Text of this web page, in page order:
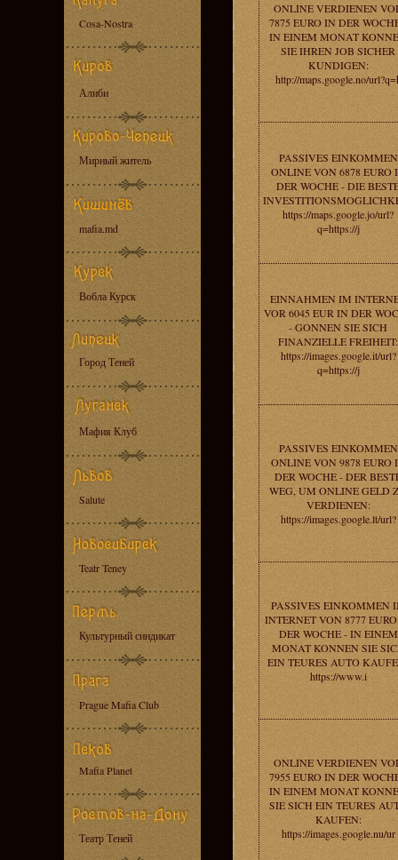
Cosa-Nostra
Алиби
Мирный житель
mafia.md
Вобла Курск
Город Теней
Мафия Клуб
Salute
Teatr Teney
Культурный синдикат
Prague Mafia Club
Mafia Planet
Театр Теней
ONLINE VERDIENEN
7875 EURO IN DER
IN EINEM MONAT
SIE IHREN JOB SICHER
KUNDIGEN:
http://maps.google.no/
PASSIVES EINKOMMEN
ONLINE VON 6878 EURO
DER WOCHE - DIE
https://maps.google.jo/url?
q=https://j
EINNAHMEN IM
VOR 6045 EUR IN DER
- GONNEN SIE SICH
FINANZIELLE FREIHEIT:
https://images.google.it/url?
q=https://j
PASSIVES EINKOMMEN
ONLINE VON 9878 EURO
DER WOCHE - DER
WEG, UM ONLINE GELD
VERDIENEN:
https://images.google.lt/url?
PASSIVES EINKOMMEN
INTERNET VON 8777
DER WOCHE - IN EINEM
MONAT KONNEN SIE
EIN TEURES AUTO
https://www.i
ONLINE VERDIENEN
7955 EURO IN DER
IN EINEM MONAT
SIE SICH EIN TEURES
KAUFEN:
https://images.google.nu/ur